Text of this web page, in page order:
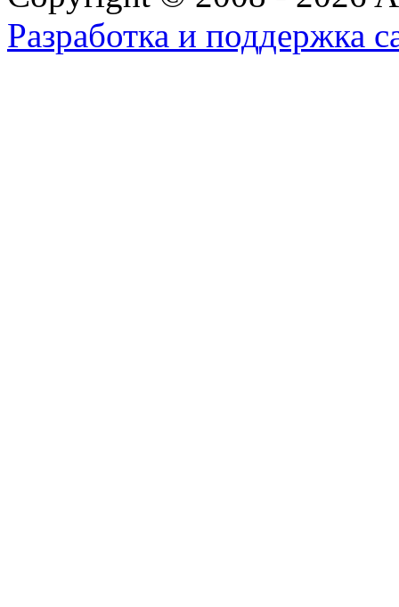
Разработка и поддержка